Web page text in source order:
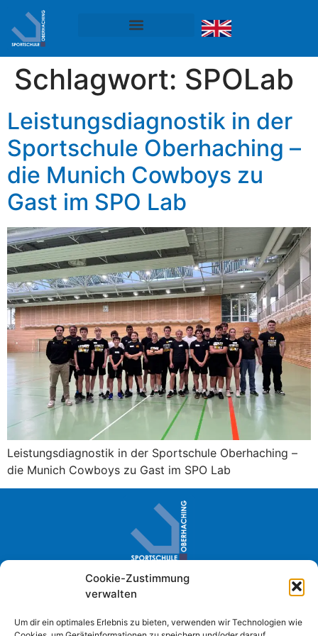
Cookie-Zustimmung
verwalten
Um dir ein optimales Erlebnis zu bieten, verwenden wir Technologien wie
Schlagwort: SPOLab
Leistungsdiagnostik in der
Sportschule Oberhaching –
die Munich Cowboys zu
Gast im SPO Lab
Leistungsdiagnostik in der Sportschule Oberhaching –
die Munich Cowboys zu Gast im SPO Lab
Sportschule Oberhaching · Im Loh 2
+49 (0) 89 61384-0